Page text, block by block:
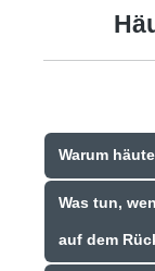
Warum
Was tun,
auf dem